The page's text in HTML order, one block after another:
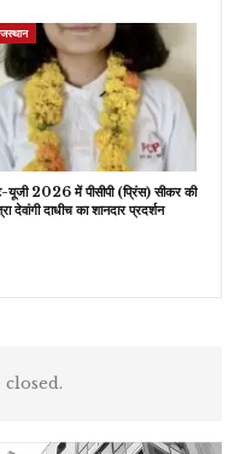
यूजी 2026 में पीसीपी (प्रिंस) सीकर की
देवांगी दाधीच का शानदार प्रदर्शन